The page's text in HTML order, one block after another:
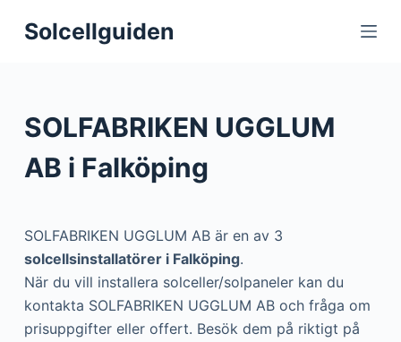
S
o
e
n
Solcellguiden
SOLFABRIKEN UGGLUM
AB i Falköping
SOLFABRIKEN UGGLUM AB är en av 3
solcellsinstallatörer i Falköping.
När du vill installera solceller/solpaneler kan du
kontakta SOLFABRIKEN UGGLUM AB och fråga om
prisuppgifter eller offert. Besök dem på riktigt på